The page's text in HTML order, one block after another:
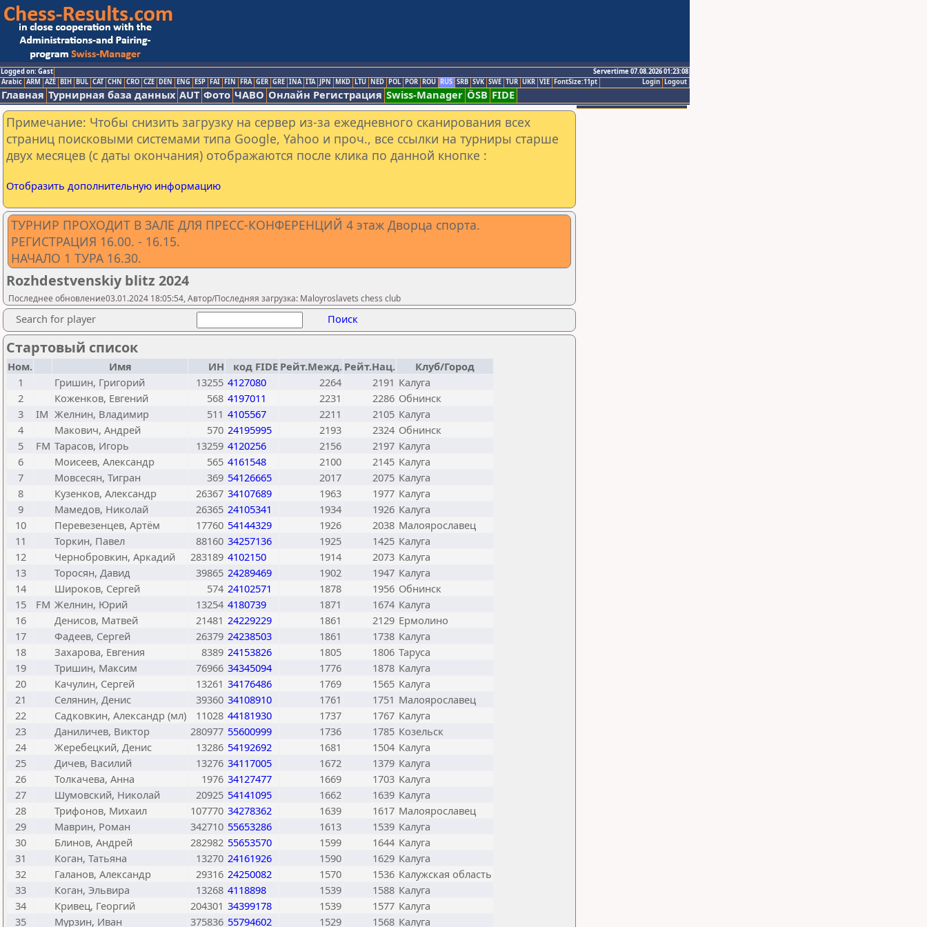
Logged on: Gast
Servertime 07.08.2026 01:23:08
Logout
Login
Arabic ARM AZE BIH BUL CAT CHN CRO CZE DEN ENG ESP FAI FIN FRA GER GRE INA ITA JPN MKD LTU NED POL POR ROU RUS SRB SVK SWE TUR UKR VIE FontSize:11pt
Главная Турнирная база данных AUT Фото ЧАВО Онлайн Регистрация Swiss-Manager ÖSB FIDE
Примечание: Чтобы снизить загрузку на сервер из-за ежедневного сканирования всех
страниц поисковыми системами типа Google, Yahoo и проч., все ссылки на турниры старше
двух месяцев (с даты окончания) отображаются после клика по данной кнопке :
Отобразить дополнительную информацию
ТУРНИР ПРОХОДИТ В ЗАЛЕ ДЛЯ ПРЕСС-КОНФЕРЕНЦИЙ 4 этаж Дворца спорта.
РЕГИСТРАЦИЯ 16.00. - 16.15.
НАЧАЛО 1 ТУРА 16.30.
Rozhdestvenskiy blitz 2024
Последнее обновление03.01.2024 18:05:54, Автор/Последняя загрузка: Maloyroslavets chess club
Search for player Поиск
Стартовый список
Ном. Имя ИН код FIDE Рейт.Межд. Рейт.Нац.
Клуб/Город
1
Гришин, Григорий 13255 4127080 2264 2191 Калуга
2
Коженков, Евгений 568 4197011 2231 2286 Обнинск
3
IM Желнин, Владимир 511 4105567 2211 2105 Калуга
4
Макович, Андрей 570 24195995 2193 2324 Обнинск
5
FM Тарасов, Игорь 13259 4120256 2156 2197 Калуга
6
Моисеев, Александр 565 4161548 2100 2145 Калуга
7
Мовсесян, Тигран 369 54126665 2017 2075 Калуга
8
Кузенков, Александр 26367 34107689 1963 1977 Калуга
9
Мамедов, Николай 26365 24105341 1934 1926 Калуга
10
Перевезенцев, Артём 17760 54144329 1926 2038 Малоярославец
11
Торкин, Павел 88160 34257136 1925 1425 Калуга
12
Чернобровкин, Аркадий 283189 4102150 1914 2073 Калуга
13
Торосян, Давид 39865 24289469 1902 1947 Калуга
14
Широков, Сергей 574 24102571 1878 1956 Обнинск
15
FM Желнин, Юрий 13254 4180739 1871 1674 Калуга
16
Денисов, Матвей 21481 24229229 1861 2129 Ермолино
17
Фадеев, Сергей 26379 24238503 1861 1738 Калуга
18
Захарова, Евгения 8389 24153826 1805 1806 Таруса
19
Тришин, Максим 76966 34345094 1776 1878 Калуга
20
Качулин, Сергей 13261 34176486 1769 1565 Калуга
21
Селянин, Денис 39360 34108910 1761 1751 Малоярославец
22
Садковкин, Александр (мл) 11028 44181930 1737 1767 Калуга
23
Даниличев, Виктор 280977 55600999 1736 1785 Козельск
24
Жеребецкий, Денис 13286 54192692 1681 1504 Калуга
25
Дичев, Василий 13276 34117005 1672 1379 Калуга
26
Толкачева, Анна 1976 34127477 1669 1703 Калуга
27
Шумовский, Николай 20925 54141095 1662 1639 Калуга
28
Трифонов, Михаил 107770 34278362 1639 1617 Малоярославец
29
Маврин, Роман 342710 55653286 1613 1539 Калуга
30
Блинов, Андрей 282982 55653570 1599 1644 Калуга
31
Коган, Татьяна 13270 24161926 1590 1629 Калуга
32
Галанов, Александр 29316 24250082 1570 1536 Калужская область
33
Коган, Эльвира 13268 4118898 1539 1588 Калуга
34
Кривец, Георгий 204301 34399178 1539 1577 Калуга
35
Мурзин, Иван 375836 55794602 1529 1568 Калуга